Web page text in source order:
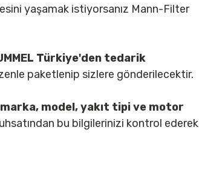
yaşamak istiyorsanız Mann-Filter
Türkiye'den tedarik
paketlenip sizlere gönderilecektir.
model, yakıt tipi ve motor
bu bilgilerinizi kontrol ederek